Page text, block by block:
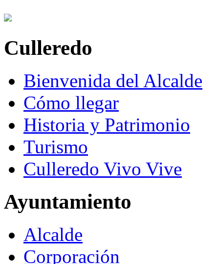
Culleredo
Bienvenida del Alcalde
Cómo llegar
Historia y Patrimonio
Turismo
Culleredo Vivo Vive
Ayuntamiento
Alcalde
Corporación